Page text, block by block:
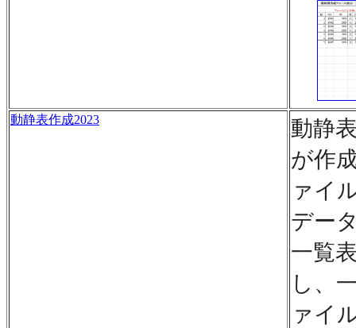
動静表作成2023
動静
が作
ァイ
デー
一覧
し、
ァイ